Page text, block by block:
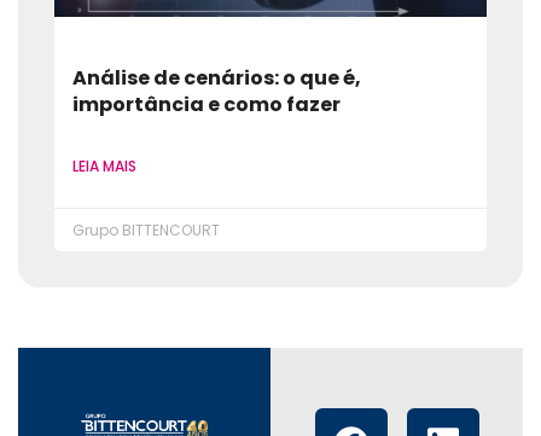
Análise de cenários: o que é,
importância e como fazer
LEIA MAIS
Grupo BITTENCOURT